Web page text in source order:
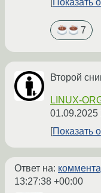
Показать
7
Второй
LINUX-
01.09.2025
Показать
Ответ на:
13:27:38 +00:00